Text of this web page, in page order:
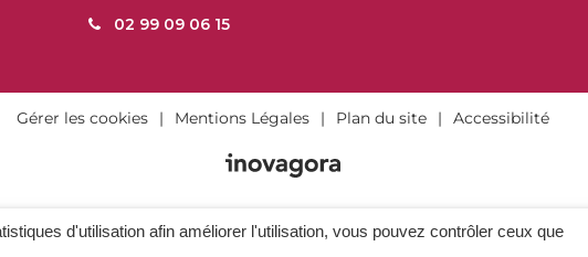
d'utilisation afin améliorer l'utilisation, vous pouvez contrôler ceux que
02 99 09 06 15
Gérer les cookies Mentions Légales Plan du site Accessibilité